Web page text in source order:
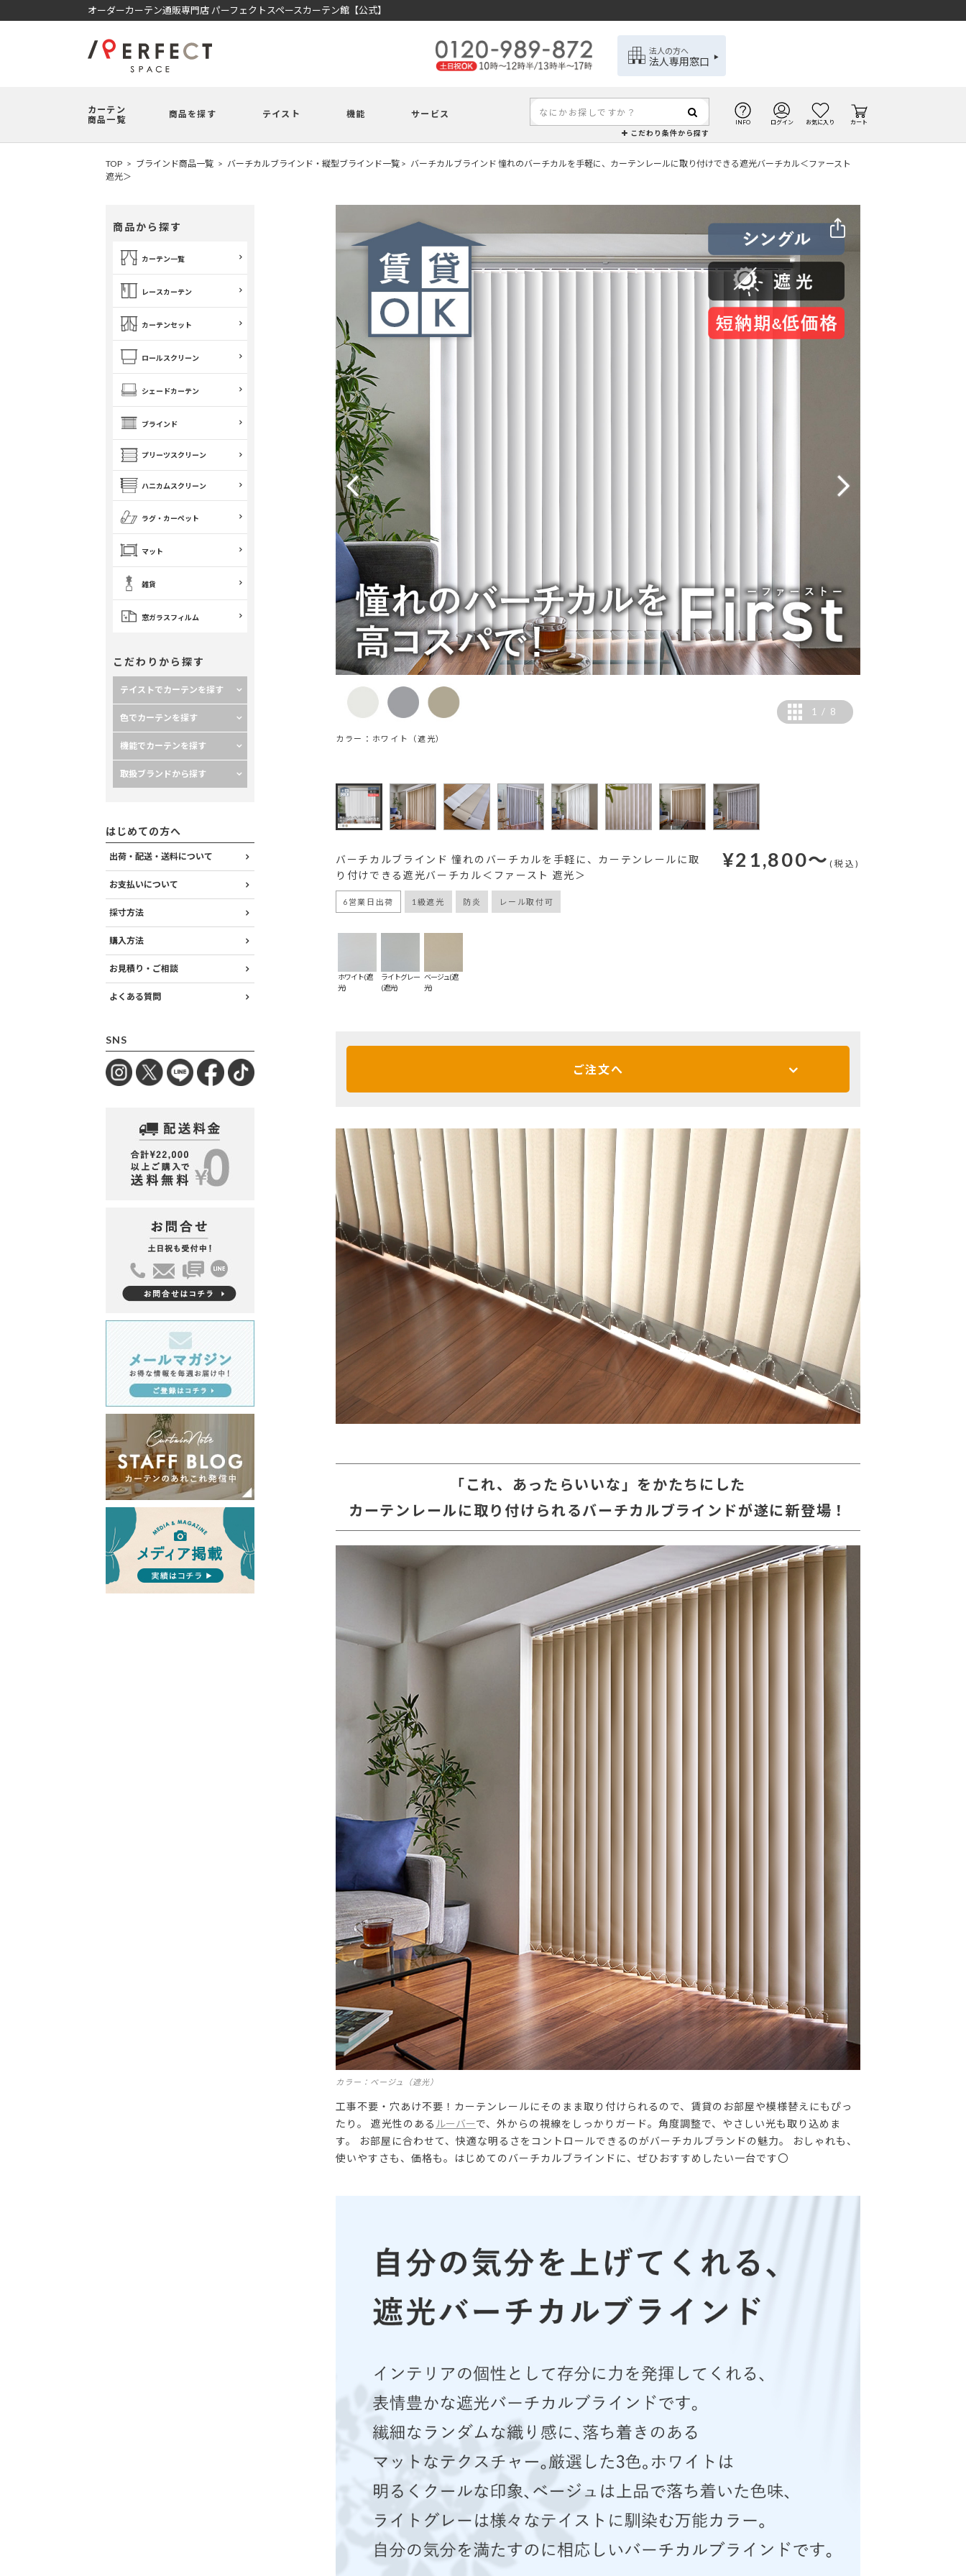
オーダーカーテン通販専門店 パーフェクトスペースカーテン館【公式】
法人の方へ
法人専用窓口
カーテン
商品一覧
商品を探す テイスト 機能 サービス
こだわり条件から探す
INFO ログイン お気に入り カート
TOP ブラインド商品一覧 バーチカルブラインド・縦型ブラインド一覧
バーチカルブラインド 憧れのバーチカルを手軽に、カーテンレールに取り付けできる遮光バーチカル＜ファースト
遮光＞
商品から探す
カーテン一覧
レースカーテン
カーテンセット
ロールスクリーン
シェードカーテン
ブラインド
プリーツスクリーン
ハニカムスクリーン
ラグ・カーペット
マット
雑貨
窓ガラスフィルム
こだわりから探す
テイストでカーテンを探す
色でカーテンを探す
機能でカーテンを探す
取扱ブランドから探す
はじめての方へ
出荷・配送・送料について
お支払いについて
採寸方法
購入方法
お見積り・ご相談
よくある質問
SNS
カラー：ホワイト（遮光）
1 / 8
バーチカルブラインド 憧れのバーチカルを手軽に、カーテンレールに取
り付けできる遮光バーチカル＜ファースト 遮光＞
6営業日出荷 1級遮光 防炎 レール取付可
¥21,800～(税込)
ホワイト(遮
光)
ライトグレー
(遮光)
ベージュ(遮
光)
ご注文へ
「これ、あったらいいな」をかたちにした
カーテンレールに取り付けられるバーチカルブラインドが遂に新登場！
カラー：ベージュ（遮光）
工事不要・穴あけ不要！カーテンレールにそのまま取り付けられるので、賃貸のお部屋や模様替えにもぴっ
たり。 遮光性のある ルーバーで、外からの視線をしっかりガード。角度調整で、やさしい光も取り込めま
す。 お部屋に合わせて、快適な明るさをコントロールできるのがバーチカルブランドの魅力。 おしゃれも、
使いやすさも、価格も。はじめてのバーチカルブラインドに、ぜひおすすめしたい一台です〇